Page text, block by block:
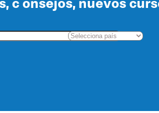
c onsejos, nuevos